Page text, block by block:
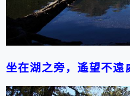
坐在湖之旁，遙望不遠